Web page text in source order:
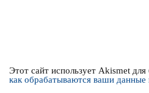
Этот сайт использует Akismet
как обрабатываются ваши данные